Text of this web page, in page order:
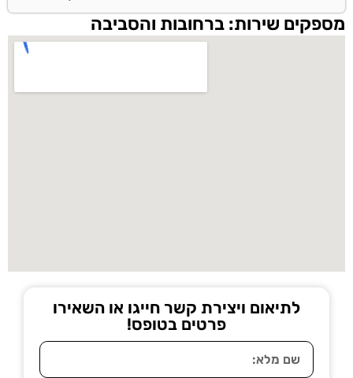
מספקים שירות: ברחובות והסביבה
לתיאום ויצירת קשר חייגו או השאירו
פרטים בטופס!